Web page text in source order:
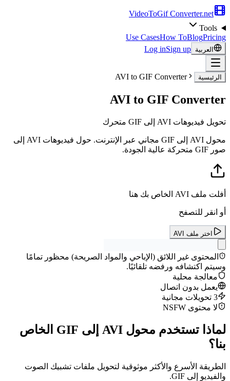
VideoToGif Converter.net
Tools
Use CasesHow ToBlogPricing
العربية Log inSign up
الرئيسية AVI to GIF Converter
AVI to GIF Converter
تحويل فيديوهات AVI إلى GIF متحرك
محول AVI إلى GIF مجاني عبر الإنترنت. حول فيديوهات AVI إلى
صور GIF متحركة عالية الجودة.
أفلت ملف AVI الخاص بك هنا
أو انقر للتصفح
اختر ملف AVI
المحتوى غير اللائق (الإباحي والمواد الصريحة) محظور تمامًا
وسيتم اكتشافه ورفضه تلقائيًا.
معالجة محلية
يعمل بدون اتصال
3 تحويلات مجانية
لا محتوى NSFW
لماذا تستخدم محول AVI إلى GIF الخاص
بنا؟
الطريقة الأسرع والأكثر موثوقية لتحويل ملفات تشبيك الصوت
والفيديو إلى GIF.